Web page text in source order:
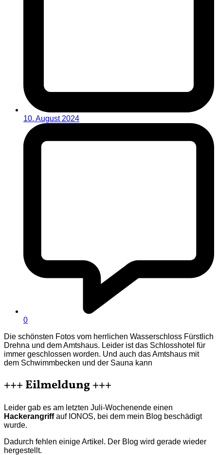
10. August 2024
0
Die schönsten Fotos vom herrlichen Wasserschloss Fürstlich
Drehna und dem Amtshaus. Leider ist das Schlosshotel für
immer geschlossen worden. Und auch das Amtshaus mit
dem Schwimmbecken und der Sauna kann
+++ Eilmeldung +++
Leider gab es am letzten Juli-Wochenende einen
Hackerangriffauf IONOS, bei dem mein Blog beschädigt
wurde.
Dadurch fehlen einige Artikel. Der Blog wird gerade wieder
hergestellt.